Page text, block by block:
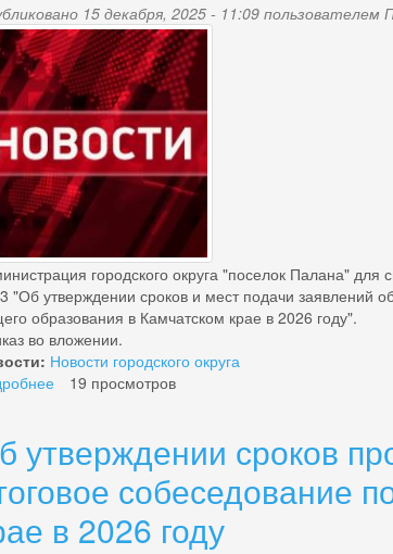
и
среднего
предпринимательства
на
возмещение
транспортных
расходов
по
доставке
отдельных
видов
продовольственных
товаров
в
городской
округ
«поселок
Палана»
15 декабря, 2025 - 11:09 пользователем
городского округа "поселок Палана"
"Об утверждении сроков и мест подачи заявлений
образования в Камчатском крае в 2026 году".
во вложении.
Новости городского округа
сроков
и
мест
заявлений
19 просмотров
утверждении сроков
собеседование
в 2026 году